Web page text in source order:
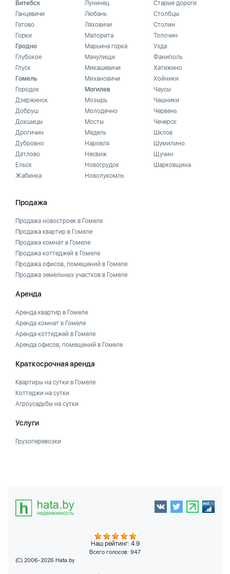
Витебск
Ганцевичи
Гатово
Горки
Гродно
Глубокое
Глуск
Гомель
Городок
Дзержинск
Добруш
Докшицы
Дрогичин
Дубровно
Дятлово
Ельск
Жабинка
Лунинец
Любань
Ляховичи
Малорита
Марьина горка
Мачулищи
Микашевичи
Михановичи
Могилев
Мозырь
Молодечно
Мосты
Мядель
Наровля
Несвиж
Новогрудок
Новолукомль
Старые дороги
Столбцы
Столин
Толочин
Узда
Фаниполь
Хатежино
Хойники
Чаусы
Чашники
Червень
Чечерск
Шклов
Шумилино
Щучин
Шарковщина
Продажа
Продажа новостроек в Гомеле
Продажа квартир в Гомеле
Продажа комнат в Гомеле
Продажа коттеджей в Гомеле
Продажа офисов, помещений в Гомеле
Продажа земельных участков в Гомеле
Аренда
Аренда квартир в Гомеле
Аренда комнат в Гомеле
Аренда коттеджей в Гомеле
Аренда офисов, помещений в Гомеле
Краткосрочная аренда
Квартиры на сутки в Гомеле
Коттеджи на сутки
Агроусадьбы на сутки
Услуги
Грузоперевозки
Наш рейтинг: 4.9
Всего голосов: 947
(C) 2006-2026 Hata.by